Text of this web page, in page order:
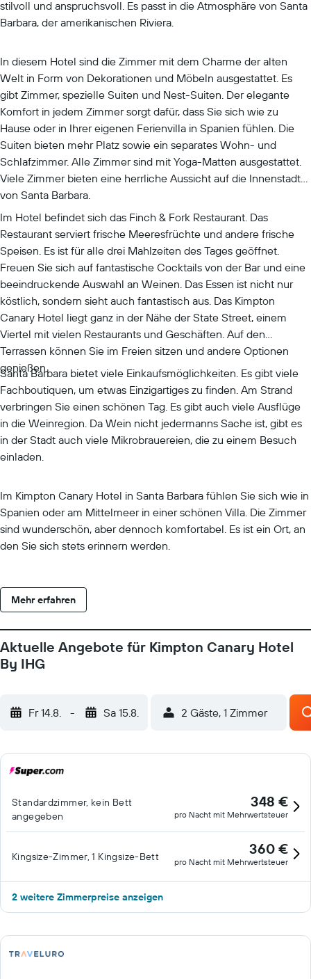
stilvoll und anspruchsvoll. Es passt in die Atmosphäre von Santa
Barbara, der amerikanischen Riviera.
In diesem Hotel sind die Zimmer mit dem Charme der alten
Welt in Form von Dekorationen und Möbeln ausgestattet. Es
gibt Zimmer, spezielle Suiten und Nest-Suiten. Der elegante
Komfort in jedem Zimmer sorgt dafür, dass Sie sich wie zu
Hause oder in Ihrer eigenen Ferienvilla in Spanien fühlen. Die
Suiten bieten mehr Platz sowie ein separates Wohn- und
Schlafzimmer. Alle Zimmer sind mit Yoga-Matten ausgestattet.
Viele Zimmer bieten eine herrliche Aussicht auf die Innenstadt
von Santa Barbara.
Im Hotel befindet sich das Finch & Fork Restaurant. Das
Restaurant serviert frische Meeresfrüchte und andere frische
Speisen. Es ist für alle drei Mahlzeiten des Tages geöffnet.
Freuen Sie sich auf fantastische Cocktails von der Bar und eine
beeindruckende Auswahl an Weinen. Das Essen ist nicht nur
köstlich, sondern sieht auch fantastisch aus. Das Kimpton
Canary Hotel liegt ganz in der Nähe der State Street, einem
Viertel mit vielen Restaurants und Geschäften. Auf den
Terrassen können Sie im Freien sitzen und andere Optionen
genießen.
Santa Barbara bietet viele Einkaufsmöglichkeiten. Es gibt viele
Fachboutiquen, um etwas Einzigartiges zu finden. Am Strand
verbringen Sie einen schönen Tag. Es gibt auch viele Ausflüge
in die Weinregion. Da Wein nicht jedermanns Sache ist, gibt es
in der Stadt auch viele Mikrobrauereien, die zu einem Besuch
einladen.
Im Kimpton Canary Hotel in Santa Barbara fühlen Sie sich wie in
Spanien oder am Mittelmeer in einer schönen Villa. Die Zimmer
sind wunderschön, aber dennoch komfortabel. Es ist ein Ort, an
den Sie sich stets erinnern werden.
Mehr erfahren
Aktuelle Angebote für Kimpton Canary Hotel
By IHG
Fr 14.8. - Sa 15.8. 2 Gäste, 1 Zimmer
Standardzimmer, kein Bett
angegeben
348 €
pro Nacht mit Mehrwertsteuer
Kingsize-Zimmer, 1 Kingsize-Bett 360 €
pro Nacht mit Mehrwertsteuer
2 weitere Zimmerpreise anzeigen